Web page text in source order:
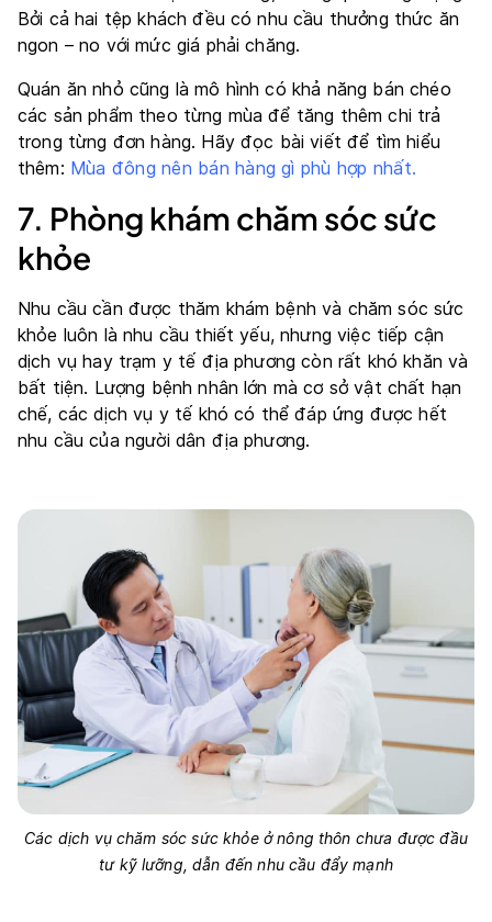
Bởi cả hai tệp khách đều có nhu cầu thưởng thức ăn
ngon – no với mức giá phải chăng.
Quán ăn nhỏ cũng là mô hình có khả năng bán chéo
các sản phẩm theo từng mùa để tăng thêm chi trả
trong từng đơn hàng. Hãy đọc bài viết để tìm hiểu
thêm: Mùa đông nên bán hàng gì phù hợp nhất.
7. Phòng khám chăm sóc sức
khỏe
Nhu cầu cần được thăm khám bệnh và chăm sóc sức
khỏe luôn là nhu cầu thiết yếu, nhưng việc tiếp cận
dịch vụ hay trạm y tế địa phương còn rất khó khăn và
bất tiện. Lượng bệnh nhân lớn mà cơ sở vật chất hạn
chế, các dịch vụ y tế khó có thể đáp ứng được hết
nhu cầu của người dân địa phương.
Các dịch vụ chăm sóc sức khỏe ở nông thôn chưa được đầu
tư kỹ lưỡng, dẫn đến nhu cầu đẩy mạnh